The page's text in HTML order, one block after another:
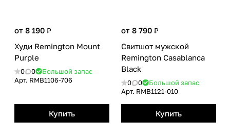
от 8 190 ₽
Худи Remington Mount
Рurple
0 0
Большой запас
Арт. RMB1106-706
Купить
от 8 790 ₽
Свитшот мужской
Remington Casablanca
Black
0 0
Большой запас
Арт. RMB1121-010
Купить